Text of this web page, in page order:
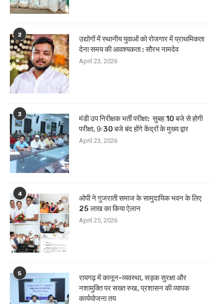
2
उद्योगों में स्थानीय युवाओं को रोजगार में प्राथमिकता
देना समय की आवश्यकता : सौरभ नामदेव
April 23, 2026
3
मंडी उप निरीक्षक भर्ती परीक्षा: सुबह 10 बजे से होगी
परीक्षा, 9ः30 बजे बंद होंगे केंद्रों के मुख्य द्वार
April 23, 2026
4
ओपी ने गुजराती समाज के सामुदायिक भवन के लिए
25 लाख का किया ऐलान
April 25, 2026
5
रायगढ़ में कानून-व्यवस्था, सड़क सुरक्षा और
नशामुक्ति पर सख्त रुख, प्रशासन की व्यापक
कार्ययोजना तय